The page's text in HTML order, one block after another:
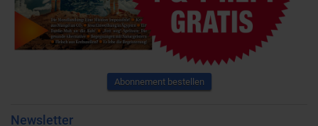
Abonnement bestellen
Newsletter